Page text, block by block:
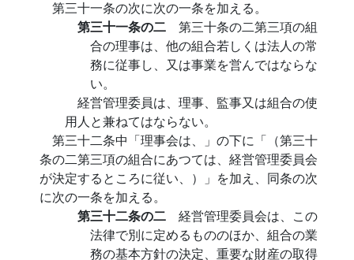
第三十一条の次に次の一条を加える。
第三十一条の二 第三十条の二第三項の組
合の理事は、他の組合若しくは法人の常
務に従事し、又は事業を営んではならな
い。
経営管理委員は、理事、監事又は組合の使
用人と兼ねてはならない。
第三十二条中「理事会は、」の下に「（第三十
条の二第三項の組合にあつては、経営管理委員会
が決定するところに従い、）」を加え、同条の次
に次の一条を加える。
第三十二条の二 経営管理委員会は、この
法律で別に定めるもののほか、組合の業
務の基本方針の決定、重要な財産の取得